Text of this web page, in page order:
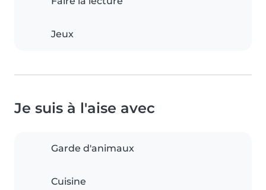
Jeux
Je suis à l'aise avec
Garde d'animaux
Cuisine